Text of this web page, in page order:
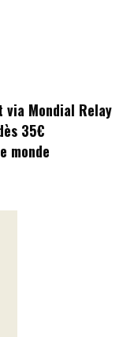
Mondial Relay
35€
monde